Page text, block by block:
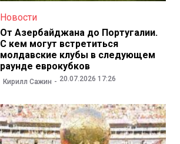
Новости
От Азербайджана до Португалии.
С кем могут встретиться
молдавские клубы в следующем
раунде еврокубков
Кирилл Сажин 20.07.2026 17:26